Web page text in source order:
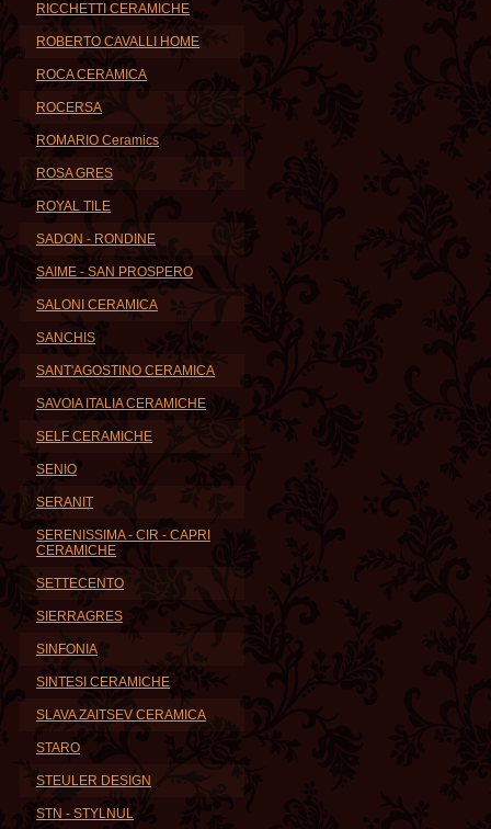
RICCHETTI CERAMICHE
ROBERTO CAVALLI HOME
ROCA CERAMICA
ROCERSA
ROMARIO Ceramics
ROSA GRES
ROYAL TILE
SADON - RONDINE
SAIME - SAN PROSPERO
SALONI CERAMICA
SANCHIS
SANT'AGOSTINO CERAMICA
SAVOIA ITALIA CERAMICHE
SELF CERAMICHE
SENIO
SERANIT
SERENISSIMA - CIR - CAPRI
CERAMICHE
SETTECENTO
SIERRAGRES
SINFONIA
SINTESI CERAMICHE
SLAVA ZAITSEV CERAMICA
STARO
STEULER DESIGN
STN - STYLNUL